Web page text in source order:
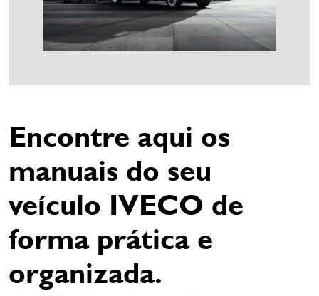
Encontre aqui os
manuais do seu
veículo IVECO de
forma prática e
organizada.